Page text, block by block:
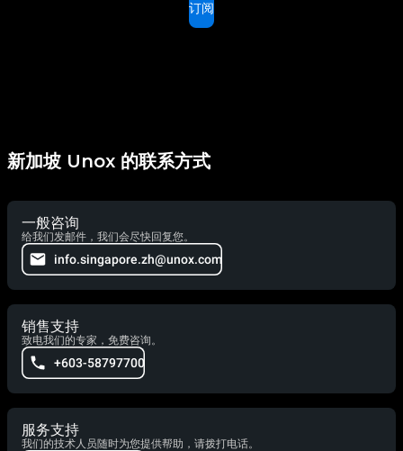
订阅
新加坡 Unox 的联系方式
一般咨询
给我们发邮件，我们会尽快回复您。
info.singapore.zh@unox.com
销售支持
致电我们的专家，免费咨询。
+603-58797700
服务支持
我们的技术人员随时为您提供帮助，请拨打电话。